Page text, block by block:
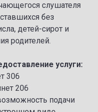
слушателя
без
детей-сирот и
родителей.
услуги:
306
206
подачи